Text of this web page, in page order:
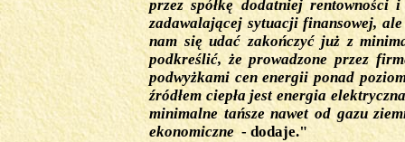
przez spółkę dodatniej
zadawalającej sytuacji finansowej,
nam się udać zakończyć już z
podkreślić, że prowadzone przez
podwyżkami cen energii ponad
źródłem ciepła jest energia
minimalne tańsze nawet od gazu
ekonomiczne- dodaje."